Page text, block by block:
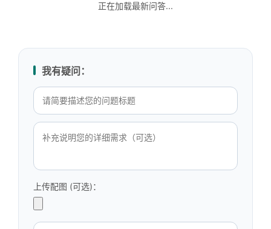
正在加载最新问答...
我有疑问：
上传配图 (可选)：